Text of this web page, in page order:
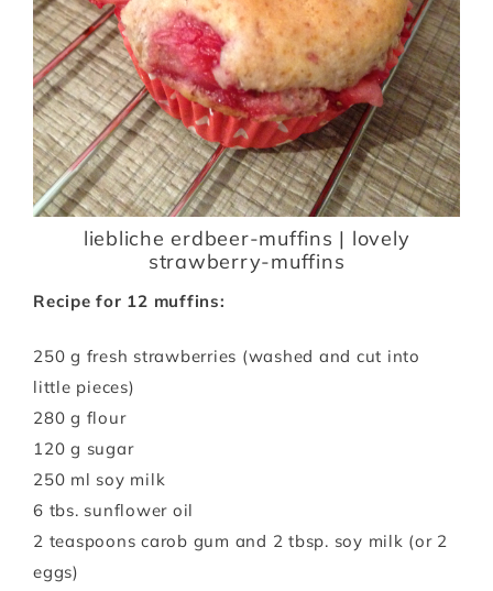
liebliche erdbeer-muffins | lovely
strawberry-muffins
Recipe for 12 muffins:
250 g fresh strawberries (washed and cut into
little pieces)
280 g flour
120 g sugar
250 ml soy milk
6 tbs. sunflower oil
2 teaspoons carob gum and 2 tbsp. soy milk (or 2
eggs)